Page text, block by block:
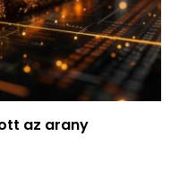
az arany